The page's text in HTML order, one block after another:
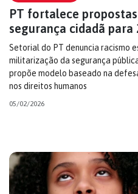
PT fortalece
segurança cidadã para
Setorial do PT denuncia racismo
militarização da segurança
propõe modelo baseado na
nos direitos humanos
05/02/2026